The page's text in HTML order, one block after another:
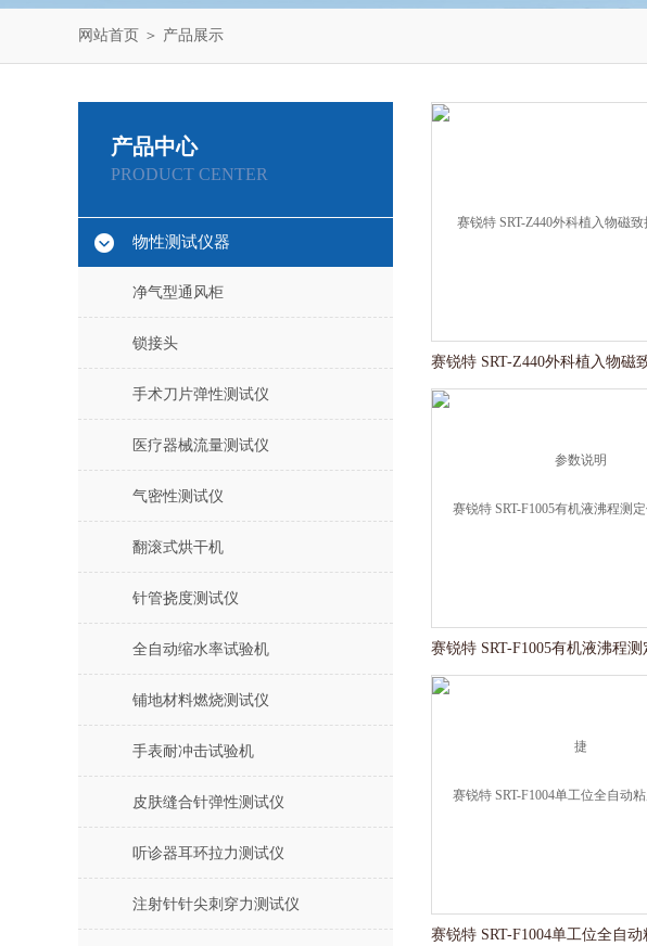
网站首页 ＞ 产品展示
产品中心
PRODUCT CENTER
物性测试仪器
净气型通风柜
锁接头
手术刀片弹性测试仪
医疗器械流量测试仪
气密性测试仪
翻滚式烘干机
针管挠度测试仪
全自动缩水率试验机
铺地材料燃烧测试仪
手表耐冲击试验机
皮肤缝合针弹性测试仪
听诊器耳环拉力测试仪
注射针针尖刺穿力测试仪